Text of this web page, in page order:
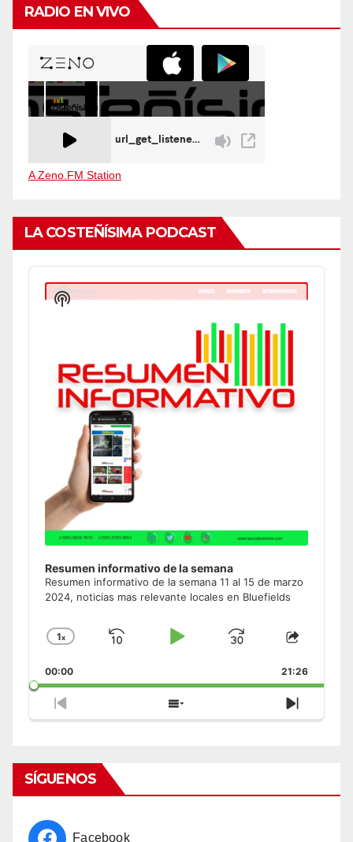
RADIO EN VIVO
A Zeno.FM Station
LA COSTEÑÍSIMA PODCAST
Audio
Player
Resumen informativo de la semana
Resumen informativo de la semana 11 al 15 de marzo
2024, noticias mas relevante locales en Bluefields
Change
Rate
1x
Skip
Play
Jump
Forward
Share
Episode
00:00 21:26
Previous
Episode
Show
Episodes
Next
Episode
Show
SÍGUENOS
Facebook